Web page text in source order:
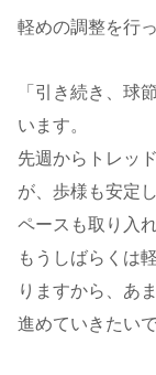
軽めの調整を行
「引き続き、球
います。
先週からトレッ
が、歩様も安定
ペースも取り入
もうしばらくは
りますから、あ
進めていきたい